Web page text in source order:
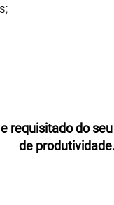
requisitado do
de